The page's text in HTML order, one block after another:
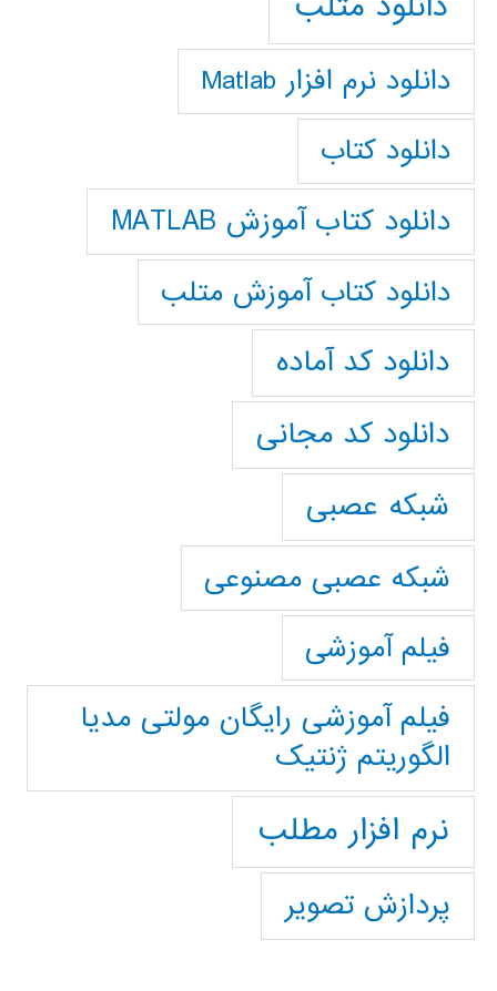
دانلود نرم افزار Matlab
دانلود کتاب
دانلود کتاب آموزش MATLAB
دانلود کتاب آموزش متلب
دانلود کد آماده
دانلود کد مجانی
شبکه عصبی
شبکه عصبی مصنوعی
فیلم آموزشی
فیلم آموزشی رایگان مولتی مدیا
الگوریتم ژنتیک
نرم افزار مطلب
پردازش تصویر